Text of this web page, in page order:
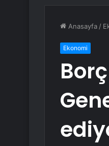
Anasayfa /
Ekonomi